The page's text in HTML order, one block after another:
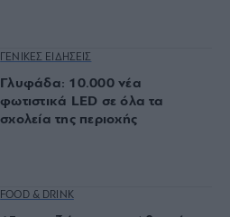
ΓΕΝΙΚΕΣ ΕΙΔΗΣΕΙΣ
Γλυφάδα: 10.000 νέα
φωτιστικά LED σε όλα τα
σχολεία της περιοχής
FOOD & DRINK